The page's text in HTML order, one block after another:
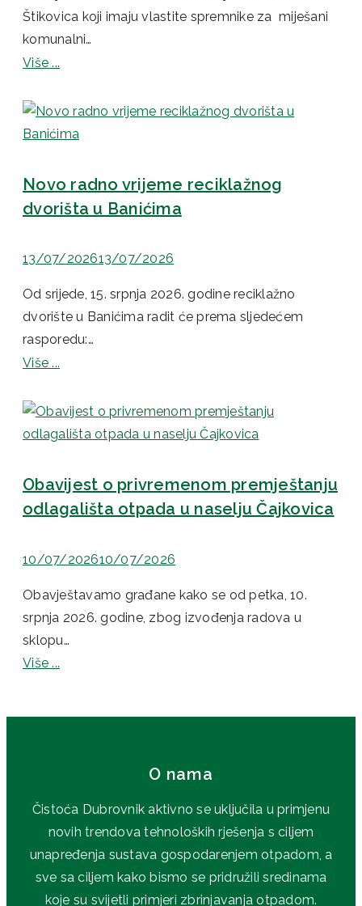
Štikovica koji imaju vlastite spremnike za miješani
komunalni…
Više ...
Novo radno vrijeme reciklažnog
dvorišta u Banićima
13/07/202613/07/2026
Od srijede, 15. srpnja 2026. godine reciklažno
dvorište u Banićima radit će prema sljedećem
rasporedu:…
Više ...
Obavijest o privremenom premještanju
odlagališta otpada u naselju Čajkovica
10/07/202610/07/2026
Obavještavamo građane kako se od petka, 10.
srpnja 2026. godine, zbog izvođenja radova u
sklopu…
Više ...
O nama
Čistoća Dubrovnik aktivno se uključila u primjenu
novih trendova tehnoloških rješenja s ciljem
unapređenja sustava gospodarenjem otpadom, a
sve sa ciljem kako bismo se pridružili sredinama
koje su svijetli primjeri zbrinjavanja otpadom.